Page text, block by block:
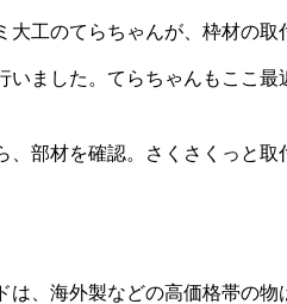
工のてらちゃんが、枠材の
ました。てらちゃんもここ
部材を確認。さくさくっと取
は、海外製などの高価格帯の物